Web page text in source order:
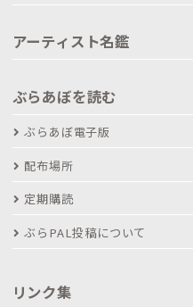
アーティスト名鑑
ぶらあぼを読む
ぶらあぼ電子版
配布場所
定期購読
ぶらPAL投稿について
リンク集